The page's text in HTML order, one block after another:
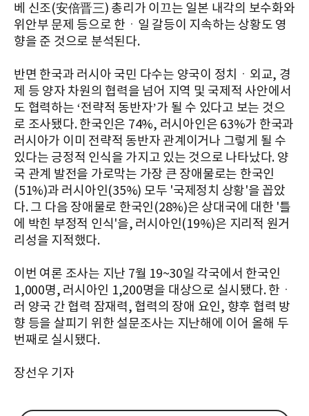
베 신조(安倍晋三) 총리가 이끄는 일본 내각의 보수화와
위안부 문제 등으로 한ㆍ일 갈등이 지속하는 상황도 영
향을 준 것으로 분석된다.
반면 한국과 러시아 국민 다수는 양국이 정치ㆍ외교, 경
제 등 양자 차원의 협력을 넘어 지역 및 국제적 사안에서
도 협력하는 ‘전략적 동반자’가 될 수 있다고 보는 것으
로 조사됐다. 한국인은 74%, 러시아인은 63%가 한국과
러시아가 이미 전략적 동반자 관계이거나 그렇게 될 수
있다는 긍정적 인식을 가지고 있는 것으로 나타났다. 양
국 관계 발전을 가로막는 가장 큰 장애물로는 한국인
(51%)과 러시아인(35%) 모두 '국제정치 상황'을 꼽았
다. 그 다음 장애물로 한국인(28%)은 상대국에 대한 '틀
에 박힌 부정적 인식'을, 러시아인(19%)은 지리적 원거
리성을 지적했다.
이번 여론 조사는 지난 7월 19~30일 각국에서 한국인
1,000명, 러시아인 1,200명을 대상으로 실시됐다. 한ㆍ
러 양국 간 협력 잠재력, 협력의 장애 요인, 향후 협력 방
향 등을 살피기 위한 설문조사는 지난해에 이어 올해 두
번째로 실시됐다.
장선우 기자